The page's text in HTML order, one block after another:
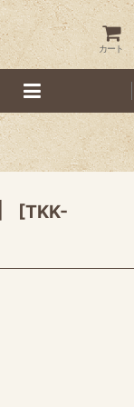
カート
[TKK-